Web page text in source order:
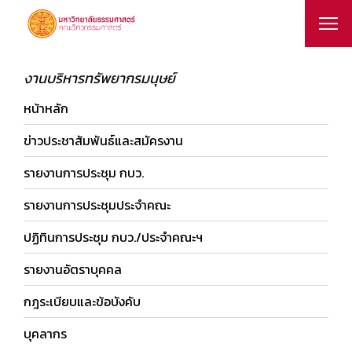
งานบริหารทรัพยากรมนุษย์
หน้าหลัก
ข่าวประชาสัมพันธ์และสมัครงาน
รายงานการประชุม กบว.
รายงานการประชุมประจำคณะ
ปฏิทินการประชุม กบว./ประจำคณะฯ
รายงานอัตราบุคคล
กฎระเบียบและข้อบังคับ
บุคลากร